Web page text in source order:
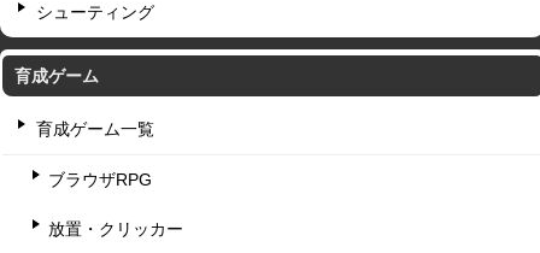
シューティング
育成ゲーム
育成ゲーム一覧
ブラウザRPG
放置・クリッカー